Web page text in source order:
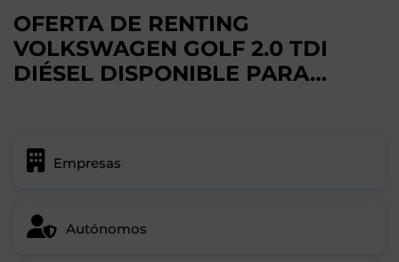
OFERTA DE RENTING
VOLKSWAGEN GOLF 2.0 TDI
DIÉSEL DISPONIBLE PARA…
Empresas
Autónomos